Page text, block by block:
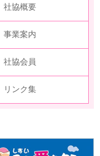
社協概要
事業案内
社協会員
リンク集